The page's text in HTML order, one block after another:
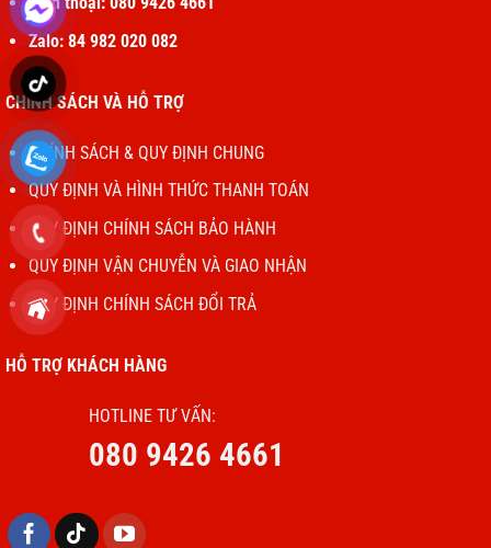
Zalo: 84 982 020 082
CHÍNH SÁCH VÀ HỖ TRỢ
CHÍNH SÁCH & QUY ĐỊNH CHUNG
QUY ĐỊNH VÀ HÌNH THỨC THANH TOÁN
QUY ĐỊNH CHÍNH SÁCH BẢO HÀNH
QUY ĐỊNH VẬN CHUYỄN VÀ GIAO NHẬN
QUY ĐỊNH CHÍNH SÁCH ĐỔI TRẢ
HỖ TRỢ KHÁCH HÀNG
HOTLINE TƯ VẤN:
080 9426 4661